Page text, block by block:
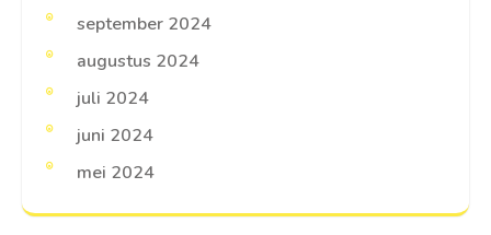
september 2024
augustus 2024
juli 2024
juni 2024
mei 2024